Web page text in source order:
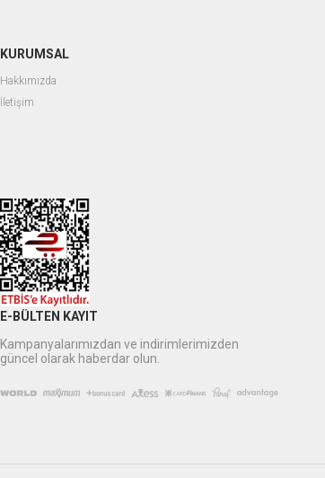
KURUMSAL
Hakkımızda
İletişim
E-BÜLTEN KAYIT
Kampanyalarımızdan ve indirimlerimizden
güncel olarak haberdar olun.